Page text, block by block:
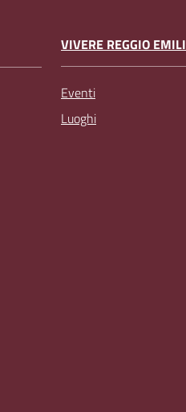
VIVERE REGGIO
Eventi
Luoghi